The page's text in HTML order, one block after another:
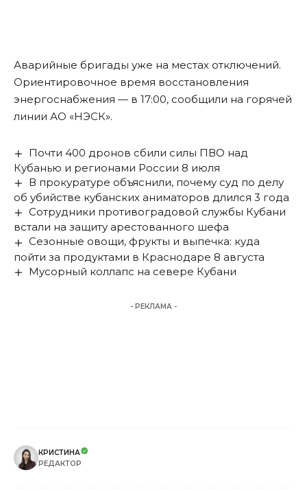
Аварийные бригады уже на местах отключений.
Ориентировочное время восстановления
энергоснабжения — в 17:00, сообщили на горячей
линии АО «НЭСК».
Почти 400 дронов сбили силы ПВО над
Кубанью и регионами России 8 июля
В прокуратуре объяснили, почему суд по делу
об убийстве кубанских аниматоров длился 3 года
Сотрудники противоградовой службы Кубани
встали на защиту арестованного шефа
Сезонные овощи, фрукты и выпечка: куда
пойти за продуктами в Краснодаре 8 августа
Мусорный коллапс на севере Кубани
- РЕКЛАМА -
КРИСТИНА
РЕДАКТОР